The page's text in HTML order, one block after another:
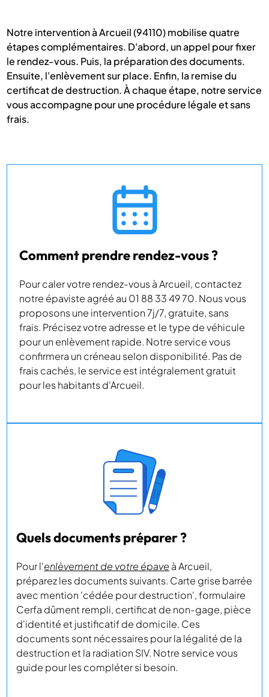
Notre intervention à Arcueil (94110) mobilise quatre
étapes complémentaires. D'abord, un appel pour fixer
le rendez-vous. Puis, la préparation des documents.
Ensuite, l'enlèvement sur place. Enfin, la remise du
certificat de destruction. À chaque étape, notre service
vous accompagne pour une procédure légale et sans
frais.
Comment prendre rendez-vous ?
Pour caler votre rendez-vous à Arcueil, contactez
notre épaviste agréé au 01 88 33 49 70. Nous vous
proposons une intervention 7j/7, gratuite, sans
frais. Précisez votre adresse et le type de véhicule
pour un enlèvement rapide. Notre service vous
confirmera un créneau selon disponibilité. Pas de
frais cachés, le service est intégralement gratuit
pour les habitants d'Arcueil.
Quels documents préparer ?
Pour l'enlèvement de votre épave à Arcueil,
préparez les documents suivants. Carte grise barrée
avec mention 'cédée pour destruction', formulaire
Cerfa dûment rempli, certificat de non-gage, pièce
d'identité et justificatif de domicile. Ces
documents sont nécessaires pour la légalité de la
destruction et la radiation SIV. Notre service vous
guide pour les compléter si besoin.